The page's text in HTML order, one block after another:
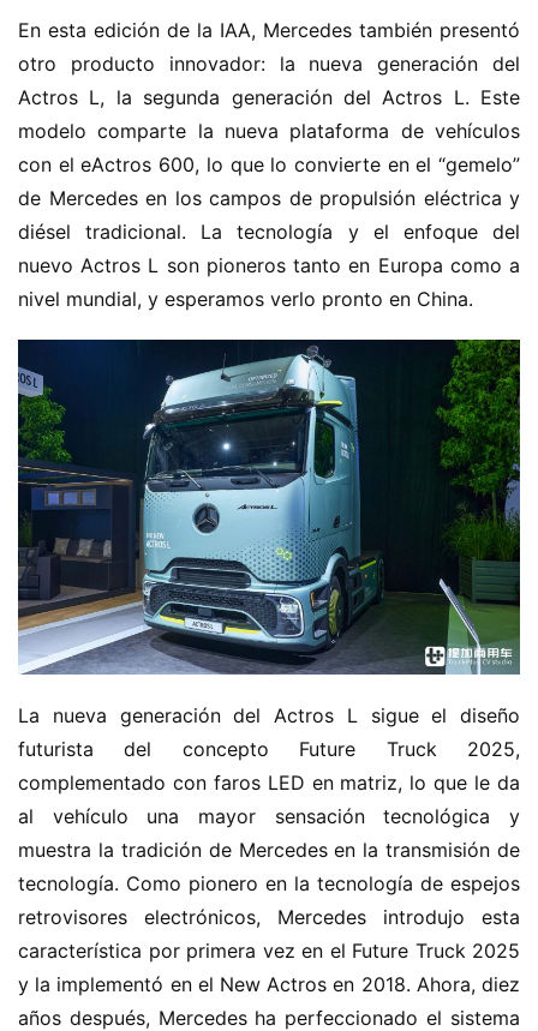
m
i
ó
n
n
u
e
v
n
e
r
g
a
Sign in Sign up
En esta edición de la IAA, Mercedes también presentó
otro producto innovador: la nueva generación del
Actros L, la segunda generación del Actros L. Este
modelo comparte la nueva plataforma de vehículos
con el eActros 600, lo que lo convierte en el “gemelo”
de Mercedes en los campos de propulsión eléctrica y
diésel tradicional. La tecnología y el enfoque del
nuevo Actros L son pioneros tanto en Europa como a
nivel mundial, y esperamos verlo pronto en China.
La nueva generación del Actros L sigue el diseño
futurista del concepto Future Truck 2025,
complementado con faros LED en matriz, lo que le da
al vehículo una mayor sensación tecnológica y
muestra la tradición de Mercedes en la transmisión de
tecnología. Como pionero en la tecnología de espejos
retrovisores electrónicos, Mercedes introdujo esta
característica por primera vez en el Future Truck 2025
y la implementó en el New Actros en 2018. Ahora, diez
años después, Mercedes ha perfeccionado el sistema